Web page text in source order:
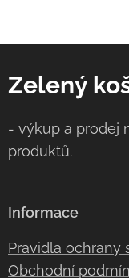
Zelený
- výkup a prodej
produktů.
Informace
Pravidla ochrany
Obchodní